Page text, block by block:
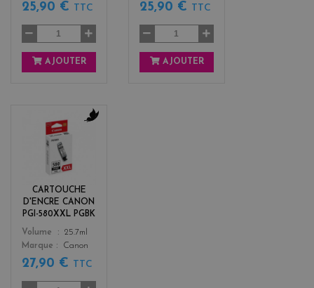
25,90 € TTC
AJOUTER
25,90 € TTC
AJOUTER
CARTOUCHE
D'ENCRE CANON
PGI-580XXL PGBK
Color
k
Volume
25.7ml
Marque
Canon
27,90 € TTC